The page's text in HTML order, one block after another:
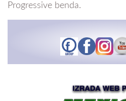
Progressive benda.